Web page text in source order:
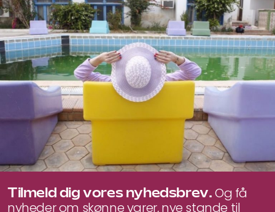
Tilmeld dig vores nyhedsbrev.Og få
nyheder om skønne varer, nye stande til